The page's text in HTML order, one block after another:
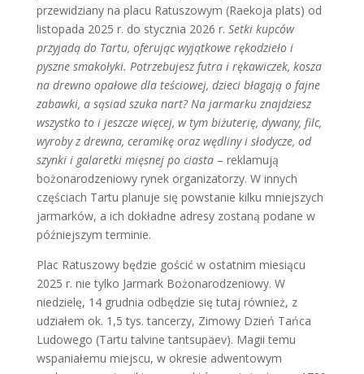
przewidziany na placu Ratuszowym (Raekoja plats) od
listopada 2025 r. do stycznia 2026 r. Setki kupców
przyjadą do Tartu, oferując wyjątkowe rękodzieło i
pyszne smakołyki. Potrzebujesz futra i rękawiczek, kosza
na drewno opałowe dla teściowej, dzieci błagają o fajne
zabawki, a sąsiad szuka nart? Na jarmarku znajdziesz
wszystko to i jeszcze więcej, w tym biżuterię, dywany, filc,
wyroby z drewna, ceramikę oraz wędliny i słodycze, od
szynki i galaretki mięsnej po ciasta– reklamują
bożonarodzeniowy rynek organizatorzy. W innych
częściach Tartu planuje się powstanie kilku mniejszych
jarmarków, a ich dokładne adresy zostaną podane w
późniejszym terminie.
Plac Ratuszowy będzie gościć w ostatnim miesiącu
2025 r. nie tylko Jarmark Bożonarodzeniowy. W
niedzielę, 14 grudnia odbędzie się tutaj również, z
udziałem ok. 1,5 tys. tancerzy, Zimowy Dzień Tańca
Ludowego (Tartu talvine tantsupäev). Magii temu
wspaniałemu miejscu, w okresie adwentowym